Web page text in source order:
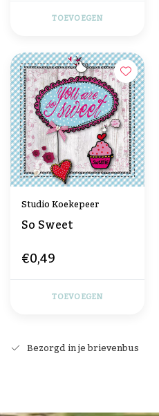
TOEVOEGEN
Studio Koekepeer
So Sweet
€0,49
TOEVOEGEN
Bezorgd in je brievenbus